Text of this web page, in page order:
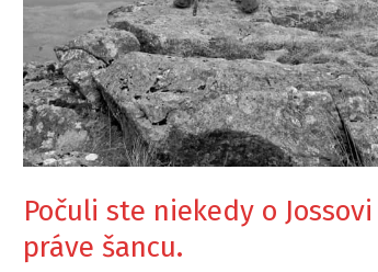
Počuli ste niekedy o
práve šancu.